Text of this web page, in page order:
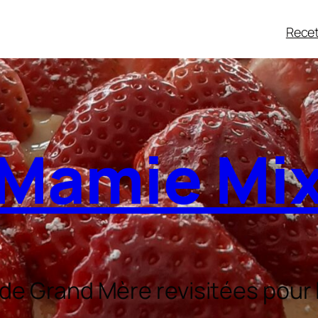
Grand Mère revisitées pour